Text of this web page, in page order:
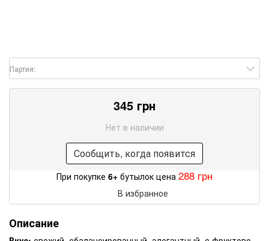
Партия:
345 грн
Нет в наличии
Сообщить, когда появится
При покупке 6+ бутылок цена 288 грн
В избранное
Описание